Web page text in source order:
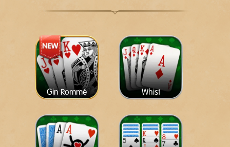
Gin Rommé Whist